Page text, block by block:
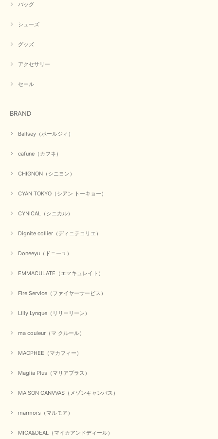
お気に召していただき何よりでございます。 又のご来店お待
良いお買い物が出来ました。 商品も良い物で購入して良かったです。
この度は数多くあるお店の中から当店でお声かけをいただき誠
のお客様に喜んでいただく、それが理想なのですが。 メーカ
くださいませ。 ありがとうございました。
2026/01/04
お正月休みだろうとそんなに早くにご対応頂けると期待していなかったので
嬉しく思います。 ありがとうございました。 又のご来店お待
2025/10/25
かわいいふわふわのベスト届きました ありがとうございます😊
この度は数多くあるお店の中から、当店でお買い物していただ
いただけて何よりでございます。 重ね着の楽しい秋冬のおし
バッグ
シューズ
グッズ
アクセサリー
セール
BRAND
Ballsey（ボールジィ）
cafune（カフネ）
CHIGNON（シニヨン）
CYAN TOKYO（シアン トーキョー）
CYNICAL（シニカル）
Dignite collier（ディニテコリエ）
Doneeyu（ドニーユ）
EMMACULATE（エマキュレイト）
Fire Service（ファイヤーサービス）
Lilly Lynque（リリーリーン）
ma couleur（マ クルール）
MACPHEE（マカフィー）
Maglia Plus（マリアプラス）
MAISON CANVVAS（メゾンキャンバス）
marmors（マルモア）
MICA&DEAL（マイカアンドディール）